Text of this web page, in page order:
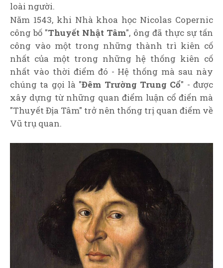
loài người.
Năm 1543, khi Nhà khoa học Nicolas Copernic
công bố "Thuyết Nhật Tâm", ông đã thực sự tấn
công vào một trong những thành trì kiên cố
nhất của một trong những hệ thống kiên cố
nhất vào thời điểm đó - Hệ thống mà sau này
chúng ta gọi là "Đêm Trường Trung Cổ" - được
xây dựng từ những quan điểm luận cổ điển mà
"Thuyết Địa Tâm" trở nên thống trị quan điểm về
Vũ trụ quan.